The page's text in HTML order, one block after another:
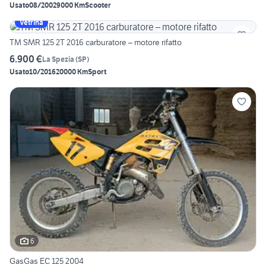
Usato08/20029000 KmScooter
Vetrina
TM SMR 125 2T 2016 carburatore – motore rifatto
6.900 €La Spezia (SP)
Usato10/201620000 KmSport
6
GasGas EC 125 2004